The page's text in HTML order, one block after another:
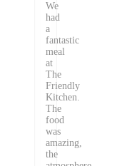
We
had
a
fantastic
meal
at
The
Friendly
Kitchen.
The
food
was
amazing,
the